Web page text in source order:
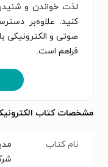
لذت خواندن و
کنید. علاوه‌بر
صوتی و الکترونیکی
فراهم است.
مشخصات کتاب
نام کتاب